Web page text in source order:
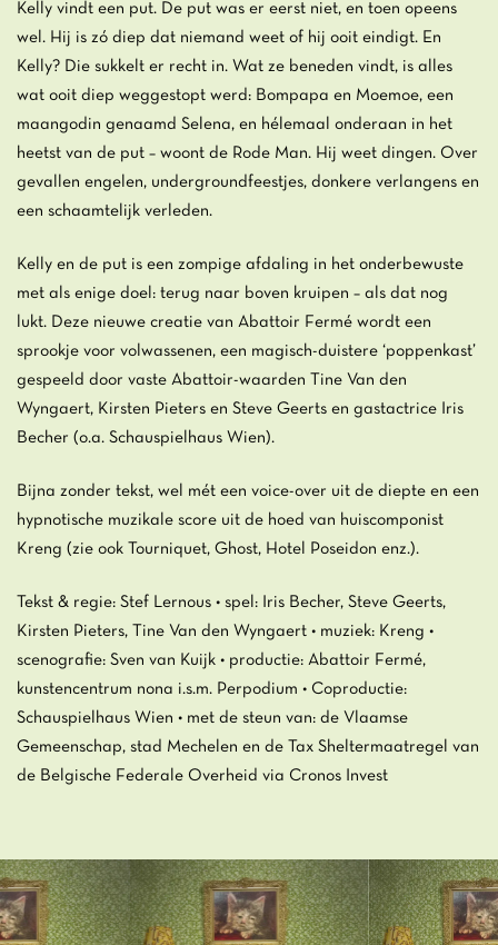
Kelly vindt een put. De put was er eerst niet, en toen opeens
wel. Hij is zó diep dat niemand weet of hij ooit eindigt. En
Kelly? Die sukkelt er recht in. Wat ze beneden vindt, is alles
wat ooit diep weggestopt werd: Bompapa en Moemoe, een
maangodin genaamd Selena, en hélemaal onderaan in het
heetst van de put – woont de Rode Man. Hij weet dingen. Over
gevallen engelen, undergroundfeestjes, donkere verlangens en
een schaamtelijk verleden.
Kelly en de put is een zompige afdaling in het onderbewuste
met als enige doel: terug naar boven kruipen – als dat nog
lukt. Deze nieuwe creatie van Abattoir Fermé wordt een
sprookje voor volwassenen, een magisch-duistere ‘poppenkast’
gespeeld door vaste Abattoir-waarden Tine Van den
Wyngaert, Kirsten Pieters en Steve Geerts en gastactrice Iris
Becher (o.a. Schauspielhaus Wien).
Bijna zonder tekst, wel mét een voice-over uit de diepte en een
hypnotische muzikale score uit de hoed van huiscomponist
Kreng (zie ook Tourniquet, Ghost, Hotel Poseidon enz.).
Tekst & regie: Stef Lernous • spel: Iris Becher, Steve Geerts,
Kirsten Pieters, Tine Van den Wyngaert • muziek: Kreng •
scenografie: Sven van Kuijk • productie: Abattoir Fermé,
kunstencentrum nona i.s.m. Perpodium • Coproductie:
Schauspielhaus Wien • met de steun van: de Vlaamse
Gemeenschap, stad Mechelen en de Tax Sheltermaatregel van
de Belgische Federale Overheid via Cronos Invest
Overslaan